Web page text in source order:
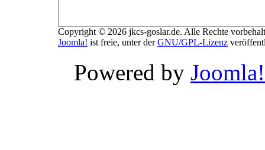
Copyright © 2026 jkcs-goslar.de. Alle Rechte
Joomla! ist freie, unter derGNU/GPL-Lizenz
Powered by Joomla!